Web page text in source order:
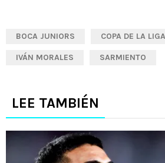
BOCA JUNIORS COPA DE LA
IVÁN MORALES SARMIENTO
LEE TAMBIÉN